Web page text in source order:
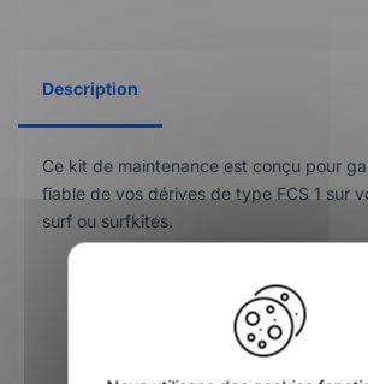
Description
Ce kit de maintenance est conçu pour
fiable de vos dérives de type FCS 1 sur
surf ou surfkites.
Contenu du kit : Jeu de vis de
et clé de serrage dédiée.
Usage : Montage et